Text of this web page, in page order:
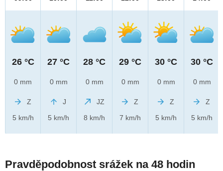
26 °C
0 mm
Z
5 km/h
27 °C
0 mm
J
5 km/h
28 °C
0 mm
JZ
8 km/h
29 °C
0 mm
Z
7 km/h
30 °C
0 mm
Z
5 km/h
30 °C
0 mm
Z
5 km/h
Pravděpodobnost srážek na 48 hodin